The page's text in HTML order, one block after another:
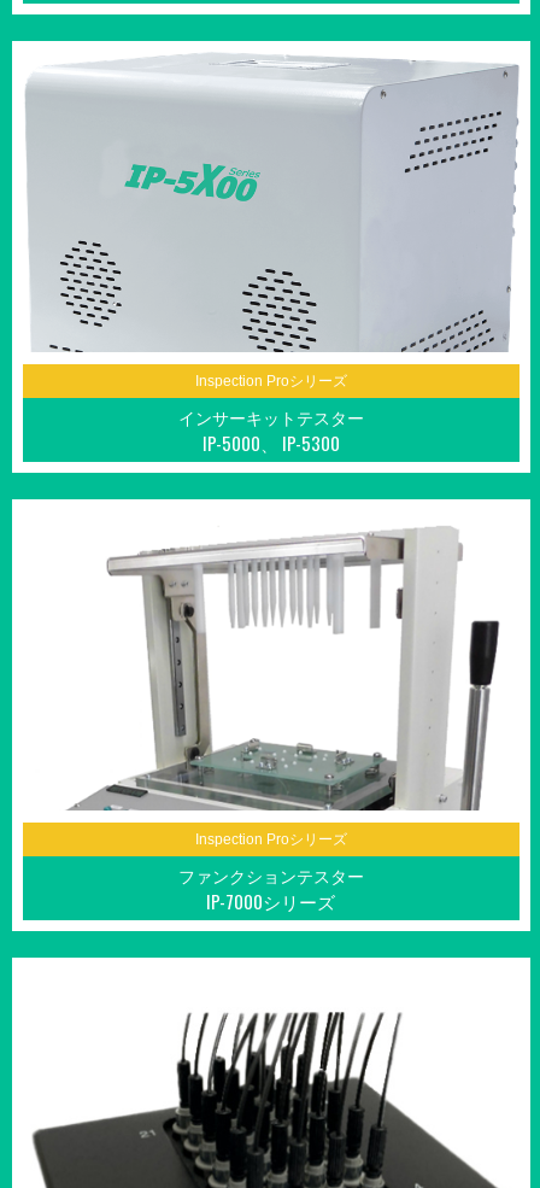
Inspection Proシリーズ
インサーキットテスター
IP-5000、 IP-5300
Inspection Proシリーズ
ファンクションテスター
IP-7000シリーズ